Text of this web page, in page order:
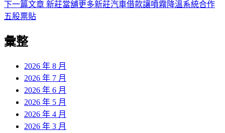
導
覽
篇
下一篇文章 下
新莊當舖更多新莊汽車借款讓噴霧降溫系統合作
五股票貼
彙整
2026 年 8 月
2026 年 7 月
2026 年 6 月
2026 年 5 月
2026 年 4 月
2026 年 3 月